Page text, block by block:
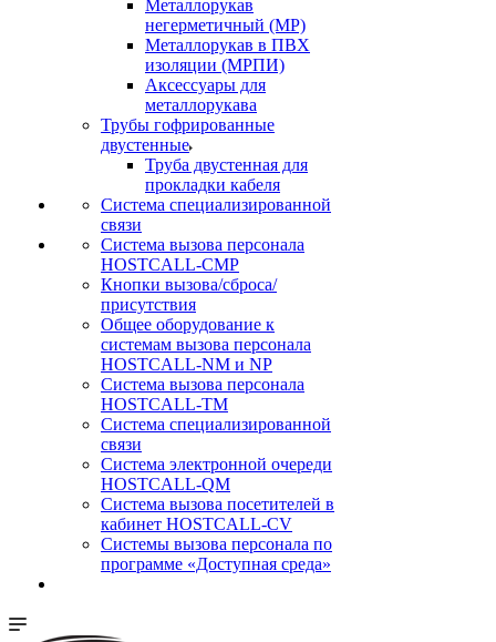
Металлорукав
негерметичный (МР)
Металлорукав в ПВХ
изоляции (МРПИ)
Аксессуары для
металлорукава
Трубы гофрированные
двустенные
Труба двустенная для
прокладки кабеля
Система специализированной
связи
Cистема вызова персонала
HOSTCALL-CMP
Кнопки вызова/сброса/
присутствия
Общее оборудование к
системам вызова персонала
HOSTCALL-NM и NP
Система вызова персонала
HOSTCALL-TM
Система специализированной
связи
Система электронной очереди
HOSTCALL-QM
Cистема вызова посетителей в
кабинет HOSTCALL-CV
Системы вызова персонала по
программе «Доступная среда»